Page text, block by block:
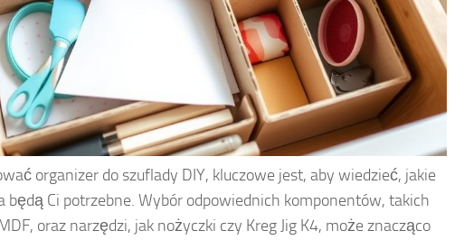
organizer do szuflady DIY, kluczowe jest, aby wiedzieć, jakie
będą Ci potrzebne. Wybór odpowiednich komponentów, takich
oraz narzędzi, jak nożyczki czy Kreg Jig K4, może znacząco